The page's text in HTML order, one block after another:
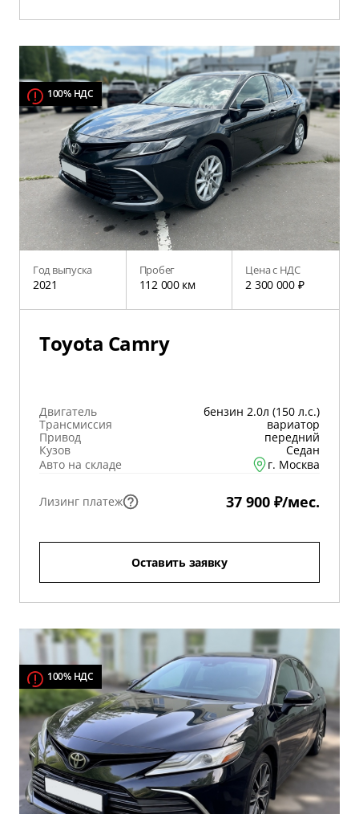
100% НДС
Год выпуска
2021
Пробег
112 000 км
Цена с НДС
2 300 000 ₽
Toyota Camry
Двигатель
бензин 2.0л (150 л.с.)
Трансмиссия
вариатор
Привод
передний
Кузов
Седан
Авто на складе
г. Москва
Лизинг платеж 37 900 ₽/мес.
Оставить заявку
100% НДС